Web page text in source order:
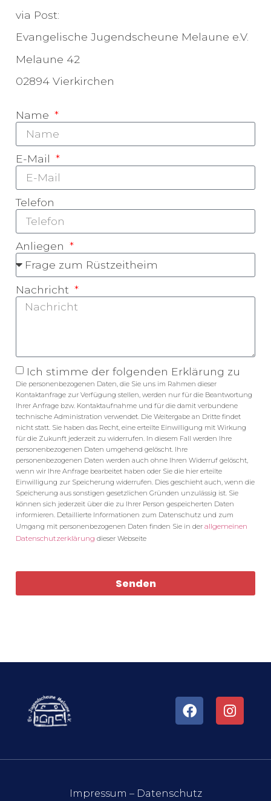
via Post:
Evangelische Jugendscheune Melaune e.V.
Melaune 42
02894 Vierkirchen
Name
E-Mail
Telefon
Anliegen
Nachricht
Ich stimme der folgenden Erklärung zu
Die personenbezogenen Daten, die Sie uns im Rahmen dieser
Kontaktanfrage zur Verfügung stellen, werden nur für die Beantwortung
Ihrer Anfrage bzw. Kontaktaufnahme und für die damit verbundene
technische Administration verwendet. Die Weitergabe an Dritte findet
nicht statt. Sie haben das Recht, eine erteilte Einwilligung mit Wirkung
für die Zukunft jederzeit zu widerrufen. In diesem Fall werden Ihre
personenbezogenen Daten umgehend gelöscht. Ihre
personenbezogenen Daten werden auch ohne Ihren Widerruf gelöscht,
wenn wir Ihre Anfrage bearbeitet haben oder Sie die hier erteilte
Einwilligung zur Speicherung widerrufen. Dies geschieht auch, wenn die
Speicherung aus sonstigen gesetzlichen Gründen unzulässig ist. Sie
können sich jederzeit über die zu Ihrer Person gespeicherten Daten
informieren. Detaillierte Informationen zum Datenschutz und zum
Umgang mit personenbezogenen Daten finden Sie in der allgemeinen
Datenschutzerklärung dieser Webseite
Senden
Impressum – Datenschutz